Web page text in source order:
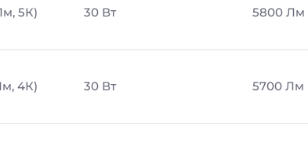
5К) 30 Вт 5800 Лм
4К) 30 Вт 5700 Лм